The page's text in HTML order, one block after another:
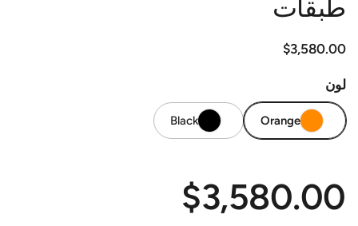
طبقات
السعر العادي
$3,580.00
لون
Orange
Black
السعر العادي
$3,580.00